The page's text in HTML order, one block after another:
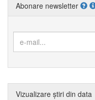
Abonare newsletter
Vizualizare știri din data